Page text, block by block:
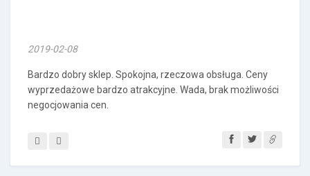
2019-02-08
Bardzo dobry sklep. Spokojna, rzeczowa obsługa. Ceny
wyprzedażowe bardzo atrakcyjne. Wada, brak możliwości
negocjowania cen.